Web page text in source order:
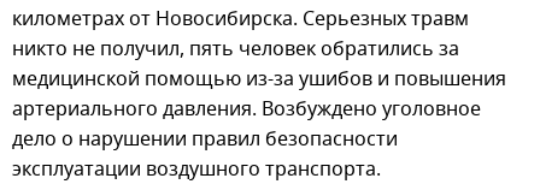
километрах от Новосибирска. Серьезных травм
никто не получил, пять человек обратились за
медицинской помощью из-за ушибов и повышения
артериального давления. Возбуждено уголовное
дело о нарушении правил безопасности
эксплуатации воздушного транспорта.